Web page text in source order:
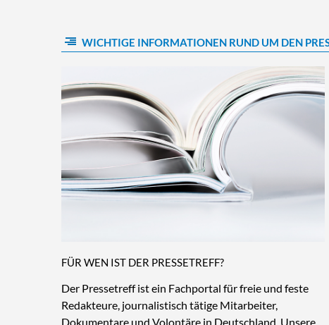
WICHTIGE INFORMATIONEN RUND UM DEN
FÜR WEN IST DER PRESSETREFF?
Der Pressetreff ist ein Fachportal für freie und feste
Redakteure, journalistisch tätige Mitarbeiter,
Dokumentare und Volontäre in Deutschland. Unsere